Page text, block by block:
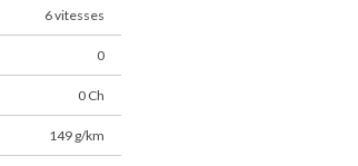
appliqués à la
6 vitesses
0
0 Ch
149 g/km